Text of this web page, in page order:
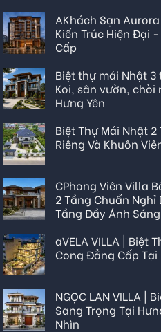
AKhách Sạn
Kiến Trúc Hiện Đại
Cấp
Biệt thự mái Nhật
Koi, sân vườn,
Hưng Yên
Biệt Thự Mái Nhật
Riêng Và Khuôn
CPhong Viên Villa
2 Tầng Chuẩn
Tầng Đầy Ánh Sáng
aVELA VILLA | Biệt
Cong Đẳng Cấp Tại
NGỌC LAN VILLA |
Sang Trọng Tại
Nhìn